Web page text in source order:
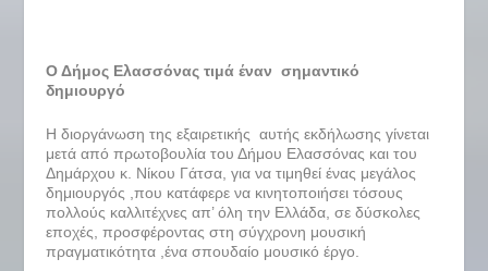
Ο Δήμος Ελασσόνας τιμά έναν σημαντικό
δημιουργό
Η διοργάνωση της εξαιρετικής αυτής εκδήλωσης γίνεται
μετά από πρωτοβουλία του Δήμου Ελασσόνας και του
Δημάρχου κ. Νίκου Γάτσα, για να τιμηθεί ένας μεγάλος
δημιουργός ,που κατάφερε να κινητοποιήσει τόσους
πολλούς καλλιτέχνες απ’ όλη την Ελλάδα, σε δύσκολες
εποχές, προσφέροντας στη σύγχρονη μουσική
πραγματικότητα ,ένα σπουδαίο μουσικό έργο.